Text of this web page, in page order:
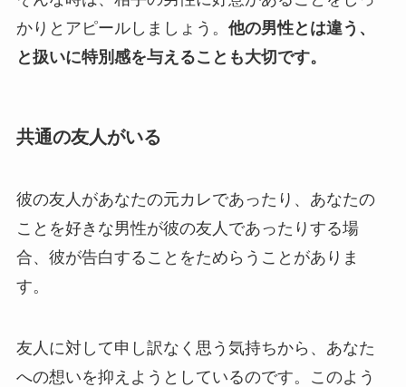
かりとアピールしましょう。 他の男性とは違う、
と扱いに特別感を与えることも大切です。
共通の友人がいる
彼の友人があなたの元カレであったり、あなたの
ことを好きな男性が彼の友人であったりする場
合、彼が告白することをためらうことがありま
す。
友人に対して申し訳なく思う気持ちから、あなた
への想いを抑えようとしているのです。このよう